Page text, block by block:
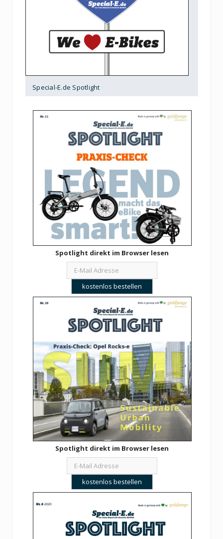
Special-E.de Spotlight
Spotlight direkt im Browser lesen
Spotlight direkt im Browser lesen